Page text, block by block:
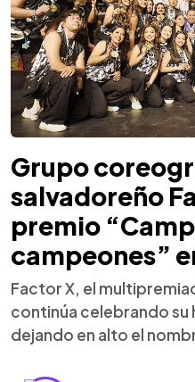
Grupo
salvadoreño
premio
campeones”
Factor X, el
continúa celebrando
dejando en alto el